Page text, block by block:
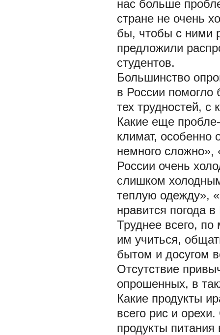
нас больше
стране не очень
бы, чтобы с ними
предложили
студентов.
Большинство
в России
тех трудностей, с
Какие еще
климат, особенно
немного сложно»,
России очень
слишком
теплую одежду»,
нравится погода
Труднее всего,
им учиться,
бытом и досугом
Отсутствие
опрошенных, в
Какие продукты
всего рис и
продукты питания